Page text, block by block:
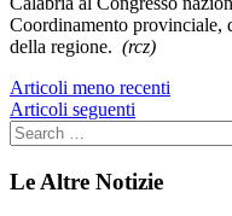
Coordinamento provinciale,
della regione. (rcz)
Navigazione
articoli
Articoli meno recenti
Articoli seguenti
Le Altre Notizie